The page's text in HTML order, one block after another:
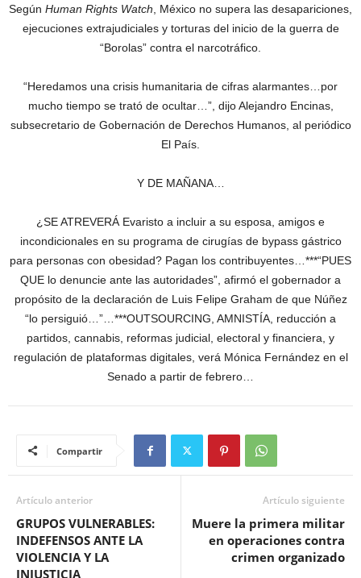
Según Human Rights Watch , México no supera las desapariciones,
ejecuciones extrajudiciales y torturas del inicio de la guerra de
“Borolas” contra el narcotráfico.
“Heredamos una crisis humanitaria de cifras alarmantes…por
mucho tiempo se trató de ocultar…”, dijo Alejandro Encinas,
subsecretario de Gobernación de Derechos Humanos, al periódico
El País.
Y DE MAÑANA…
¿SE ATREVERÁ Evaristo a incluir a su esposa, amigos e
incondicionales en su programa de cirugías de bypass gástrico
para personas con obesidad? Pagan los contribuyentes…***“PUES
QUE lo denuncie ante las autoridades”, afirmó el gobernador a
propósito de la declaración de Luis Felipe Graham de que Núñez
“lo persiguió…”…***OUTSOURCING, AMNISTÍA, reducción a
partidos, cannabis, reformas judicial, electoral y financiera, y
regulación de plataformas digitales, verá Mónica Fernández en el
Senado a partir de febrero…
Compartir
Artículo anterior
GRUPOS VULNERABLES:
INDEFENSOS ANTE LA
VIOLENCIA Y LA
INJUSTICIA
Artículo siguiente
Muere la primera militar
en operaciones contra
crimen organizado